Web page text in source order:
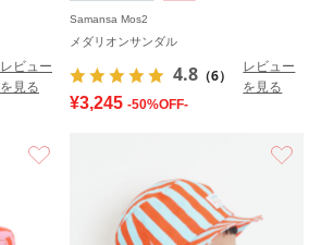
レビュー
を見る
Samansa Mos2
メダリオンサンダル
4.8 （6）
レビュー
を見る
¥3,245 -50%OFF-